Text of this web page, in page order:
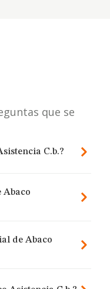
que se
C.b.?
Abaco
de Abaco